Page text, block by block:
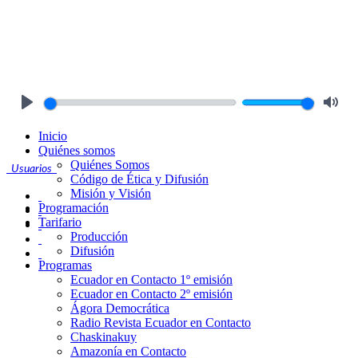
Usuarios
Inicio
Quiénes somos
Quiénes Somos
Código de Ética y Difusión
Misión y Visión
Programación
Tarifario
Producción
Difusión
Programas
Ecuador en Contacto 1º emisión
Ecuador en Contacto 2º emisión
Ágora Democrática
Radio Revista Ecuador en Contacto
Chaskinakuy
Amazonía en Contacto